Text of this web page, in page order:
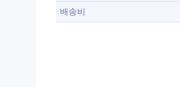
배송비